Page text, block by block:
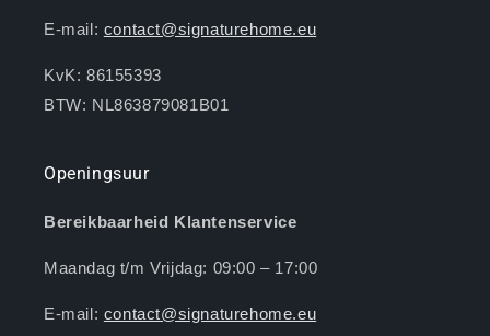
E-mail: contact@signaturehome.eu
KvK: 86155393
BTW: NL863879081B01
Openingsuur
Bereikbaarheid Klantenservice
Maandag t/m Vrijdag: 09:00 – 17:00
E-mail: contact@signaturehome.eu